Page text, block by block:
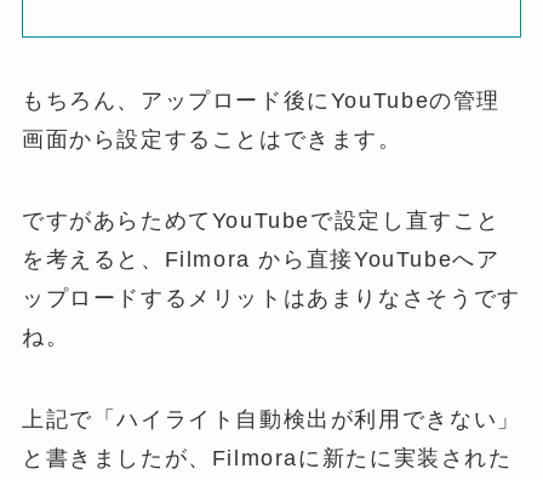
もちろん、アップロード後にYouTubeの管理
画面から設定することはできます。
ですがあらためてYouTubeで設定し直すこと
を考えると、Filmora から直接YouTubeへア
ップロードするメリットはあまりなさそうです
ね。
上記で「ハイライト自動検出が利用できない」
と書きましたが、Filmoraに新たに実装された